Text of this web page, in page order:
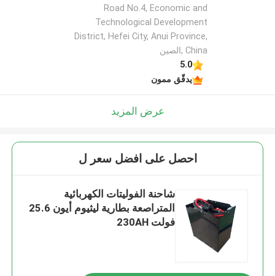
Road No.4, Economic and
Technological Development
District, Hefei City, Anui Province,
China ,الصين
5.0
يدقّق ممون
عرض المزيد
احصل على افضل سعر ل
شاحنة الفوليتات الكهربائية
المتراصعة بطارية ليثيوم أيون 25.6
فولت 230AH